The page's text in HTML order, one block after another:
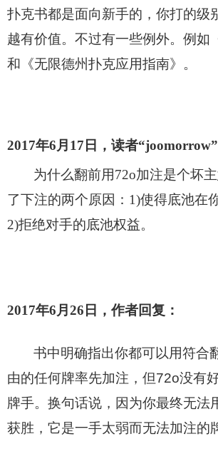
扑克书都是面向新手的，你打的级
越有价值。不过有一些例外。例如
和《无限德州扑克应用指南》。
2017年6月17日，读者“joomorrow”
为什么翻前用72o加注是个坏
了下注的两个原因：1)使得底池在
2)拒绝对手的底池权益。
2017年6月26日，作者回复：
书中明确指出你都可以用符合
由的任何牌率先加注，但72o没有
牌手。换句话说，因为你最终无法
获胜，它是一手太弱而无法加注的